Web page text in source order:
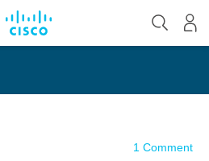
1 Comment